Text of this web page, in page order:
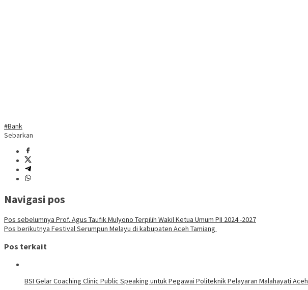
#Bank
Sebarkan
Navigasi pos
Pos sebelumnya Prof. Agus Taufik Mulyono Terpilih Wakil Ketua Umum PII 2024 -2027
Pos berikutnya Festival Serumpun Melayu di kabupaten Aceh Tamiang
Pos terkait
BSI Gelar Coaching Clinic Public Speaking untuk Pegawai Politeknik Pelayaran Malahayati Aceh